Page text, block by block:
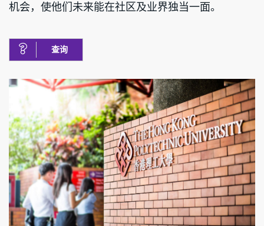
机会，使他们未来能在社区及业界独当一面。
查询